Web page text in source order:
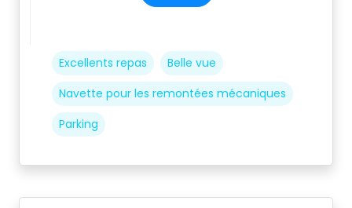
Excellents repas
Belle vue
Navette pour les remontées mécaniques
Parking